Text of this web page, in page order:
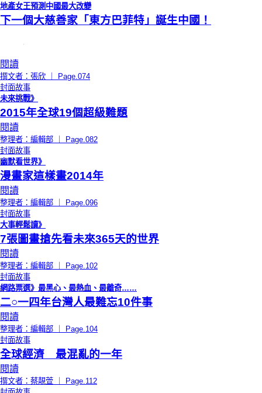
地產女王預測中國最大改變
下一個大慈善家「東方巴菲特」誕生中國！
閱讀
撰文者：張欣 ｜ Page.074
封面故事
未來挑戰》
2015年全球19個超級難題
閱讀
整理者：編輯部 ｜ Page.082
封面故事
幽默看世界》
漫畫家這樣畫2014年
閱讀
整理者：編輯部 ｜ Page.096
封面故事
大事輕鬆讀》
7張圖畫搶先看未來365天的世界
閱讀
整理者：編輯部 ｜ Page.102
封面故事
網路票選》最黑心、最熱血、最離奇……
二○一四年台灣人最難忘10件事
閱讀
整理者：編輯部 ｜ Page.104
封面故事
全球經濟 最混亂的一年
閱讀
撰文者：蔡靚萱 ｜ Page.112